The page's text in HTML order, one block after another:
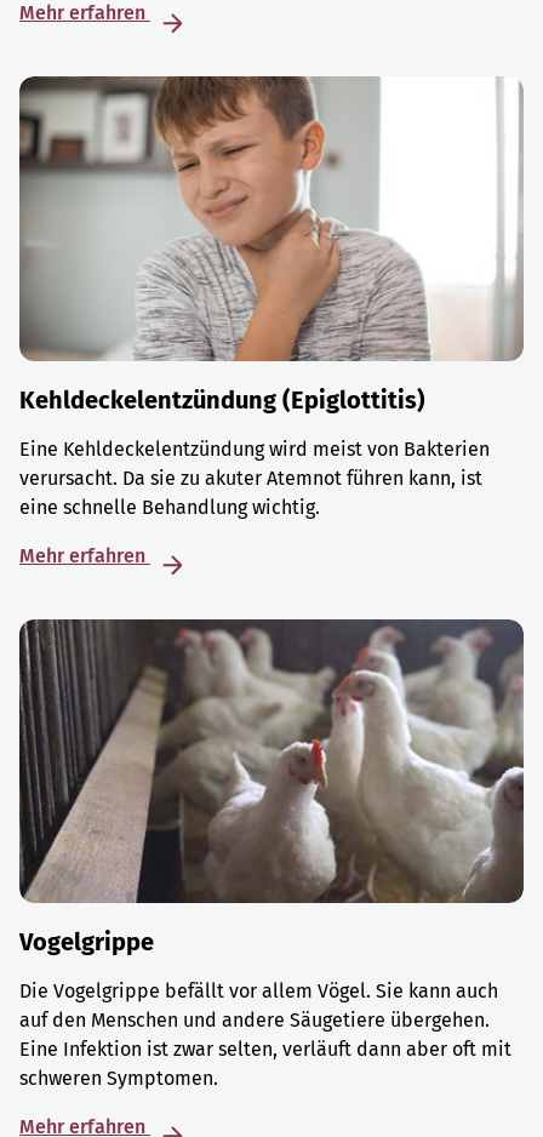
Mehr erfahren
Kehldeckelentzündung (Epiglottitis)
Eine Kehldeckelentzündung wird meist von Bakterien
verursacht. Da sie zu akuter Atemnot führen kann, ist
eine schnelle Behandlung wichtig.
Mehr erfahren
Vogelgrippe
Die Vogelgrippe befällt vor allem Vögel. Sie kann auch
auf den Menschen und andere Säugetiere übergehen.
Eine Infektion ist zwar selten, verläuft dann aber oft mit
schweren Symptomen.
Mehr erfahren